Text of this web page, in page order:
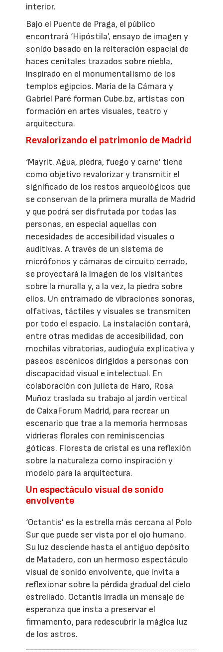
interior.
Bajo el Puente de Praga, el público
encontrará ‘Hipóstila’, ensayo de imagen y
sonido basado en la reiteración espacial de
haces cenitales trazados sobre niebla,
inspirado en el monumentalismo de los
templos egipcios. María de la Cámara y
Gabriel Paré forman Cube.bz, artistas con
formación en artes visuales, teatro y
arquitectura.
Revalorizando el patrimonio de Madrid
‘Mayrit. Agua, piedra, fuego y carne’ tiene
como objetivo revalorizar y transmitir el
significado de los restos arqueológicos que
se conservan de la primera muralla de Madrid
y que podrá ser disfrutada por todas las
personas, en especial aquellas con
necesidades de accesibilidad visuales o
auditivas. A través de un sistema de
micrófonos y cámaras de circuito cerrado,
se proyectará la imagen de los visitantes
sobre la muralla y, a la vez, la piedra sobre
ellos. Un entramado de vibraciones sonoras,
olfativas, táctiles y visuales se transmiten
por todo el espacio. La instalación contará,
entre otras medidas de accesibilidad, con
mochilas vibratorias, audioguía explicativa y
paseos escénicos dirigidos a personas con
discapacidad visual e intelectual. En
colaboración con Julieta de Haro, Rosa
Muñoz traslada su trabajo al jardín vertical
de CaixaForum Madrid, para recrear un
escenario que trae a la memoria hermosas
vidrieras florales con reminiscencias
góticas. Floresta de cristal es una reflexión
sobre la naturaleza como inspiración y
modelo para la arquitectura.
Un espectáculo visual de sonido
envolvente
‘Octantis’ es la estrella más cercana al Polo
Sur que puede ser vista por el ojo humano.
Su luz desciende hasta el antiguo depósito
de Matadero, con un hermoso espectáculo
visual de sonido envolvente, que invita a
reflexionar sobre la pérdida gradual del cielo
estrellado. Octantis irradia un mensaje de
esperanza que insta a preservar el
firmamento, para redescubrir la mágica luz
de los astros.